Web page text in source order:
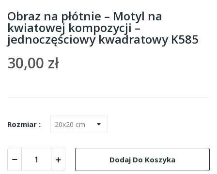
Obraz na płótnie – Motyl na
kwiatowej kompozycji –
jednoczęściowy kwadratowy K585
30,00 zł
Rozmiar :
Dodaj Do Koszyka